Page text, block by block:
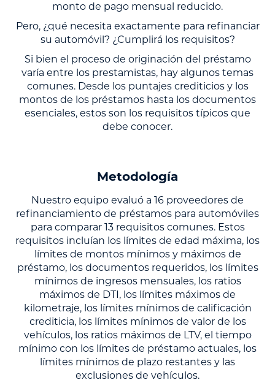
monto de pago mensual reducido.
Pero, ¿qué necesita exactamente para refinanciar
su automóvil? ¿Cumplirá los requisitos?
Si bien el proceso de originación del préstamo
varía entre los prestamistas, hay algunos temas
comunes. Desde los puntajes crediticios y los
montos de los préstamos hasta los documentos
esenciales, estos son los requisitos típicos que
debe conocer.
Metodología
Nuestro equipo evaluó a 16 proveedores de
refinanciamiento de préstamos para automóviles
para comparar 13 requisitos comunes. Estos
requisitos incluían los límites de edad máxima, los
límites de montos mínimos y máximos de
préstamo, los documentos requeridos, los límites
mínimos de ingresos mensuales, los ratios
máximos de DTI, los límites máximos de
kilometraje, los límites mínimos de calificación
crediticia, los límites mínimos de valor de los
vehículos, los ratios máximos de LTV, el tiempo
mínimo con los límites de préstamo actuales, los
límites mínimos de plazo restantes y las
exclusiones de vehículos.